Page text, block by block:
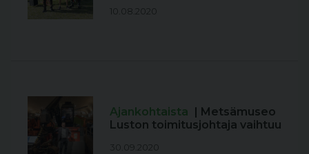
10.08.2020
Ajankohtaista | Metsämuseo
Luston toimitusjohtaja vaihtuu
30.09.2020